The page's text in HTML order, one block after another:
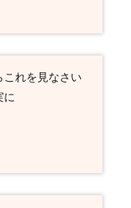
これを見なさい
に